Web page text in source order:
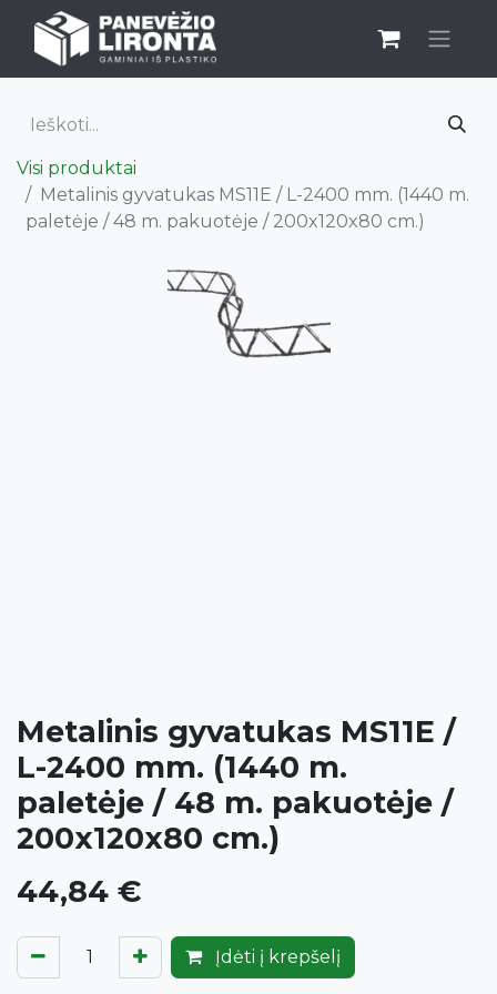
Visi produktai
Metalinis gyvatukas MS11E / L-2400 mm. (1440 m.
paletėje / 48 m. pakuotėje / 200x120x80 cm.)
Metalinis gyvatukas MS11E /
L-2400 mm. (1440 m.
paletėje / 48 m. pakuotėje /
200x120x80 cm.)
44,84 €
Įdėti į krepšelį